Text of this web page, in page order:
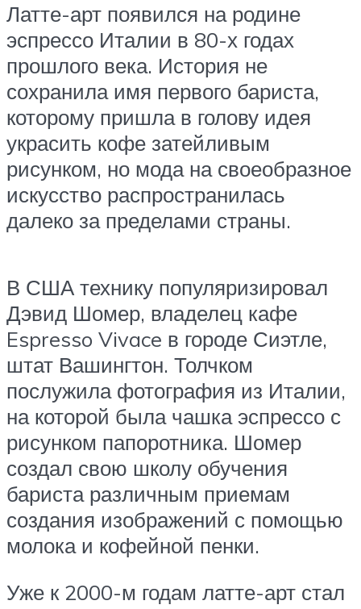
Латте-арт появился на родине
эспрессо Италии в 80-х годах
прошлого века. История не
сохранила имя первого бариста,
которому пришла в голову идея
украсить кофе затейливым
рисунком, но мода на своеобразное
искусство распространилась
далеко за пределами страны.
В США технику популяризировал
Дэвид Шомер, владелец кафе
Espresso Vivace в городе Сиэтле,
штат Вашингтон. Толчком
послужила фотография из Италии,
на которой была чашка эспрессо с
рисунком папоротника. Шомер
создал свою школу обучения
бариста различным приемам
создания изображений с помощью
молока и кофейной пенки.
Уже к 2000-м годам латте-арт стал